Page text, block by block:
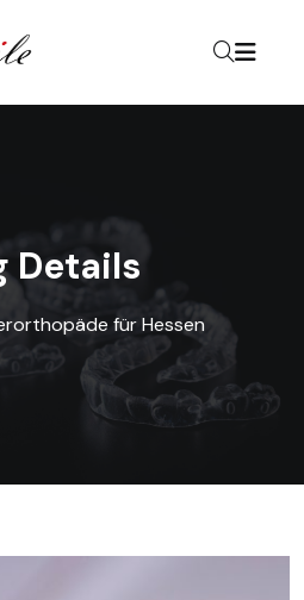
Details
für Hessen